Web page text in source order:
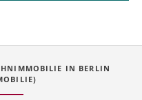
IN BERLIN